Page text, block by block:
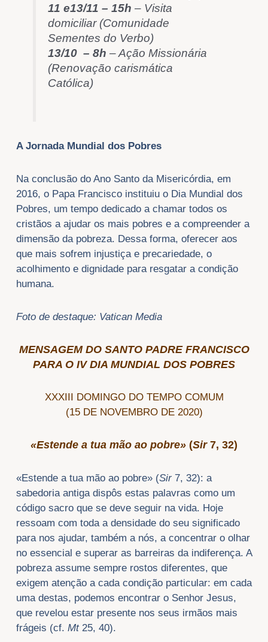
11 e13/11 – 15h – Visita
domiciliar (Comunidade
Sementes do Verbo)
13/10 – 8h – Ação Missionária
(Renovação carismática
Católica)
A Jornada Mundial dos Pobres
Na conclusão do Ano Santo da Misericórdia, em
2016, o Papa Francisco instituiu o Dia Mundial dos
Pobres, um tempo dedicado a chamar todos os
cristãos a ajudar os mais pobres e a compreender a
dimensão da pobreza. Dessa forma, oferecer aos
que mais sofrem injustiça e precariedade, o
acolhimento e dignidade para resgatar a condição
humana.
Foto de destaque: Vatican Media
MENSAGEM DO SANTO PADRE FRANCISCO
PARA O IV DIA MUNDIAL DOS POBRES
XXXIII DOMINGO DO TEMPO COMUM
(15 DE NOVEMBRO DE 2020)
«Estende a tua mão ao pobre» (Sir 7, 32)
«Estende a tua mão ao pobre» (Sir7, 32): a
sabedoria antiga dispôs estas palavras como um
código sacro que se deve seguir na vida. Hoje
ressoam com toda a densidade do seu significado
para nos ajudar, também a nós, a concentrar o olhar
no essencial e superar as barreiras da indiferença. A
pobreza assume sempre rostos diferentes, que
exigem atenção a cada condição particular: em cada
uma destas, podemos encontrar o Senhor Jesus,
que revelou estar presente nos seus irmãos mais
frágeis (cf. Mt25, 40).